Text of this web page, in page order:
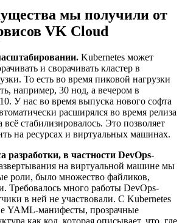
мы получили от
VK Cloud
Kubernetes может
и сворачивать кластер в
То есть во время пиковой нагрузки
например, 30 нод, а вечером в
У нас во время выпуска нового софта
расширялся во время релиза
всё стабилизировалось. Это позволяет
на ресурсах и виртуальных машинах.
разработки, в частности DevOps-
на виртуальной машине мы
роли, было множество файликов,
Требовалось много работы DevOps-
в ней не участвовали. С Kubernetes
YAML-манифесты, прозрачные